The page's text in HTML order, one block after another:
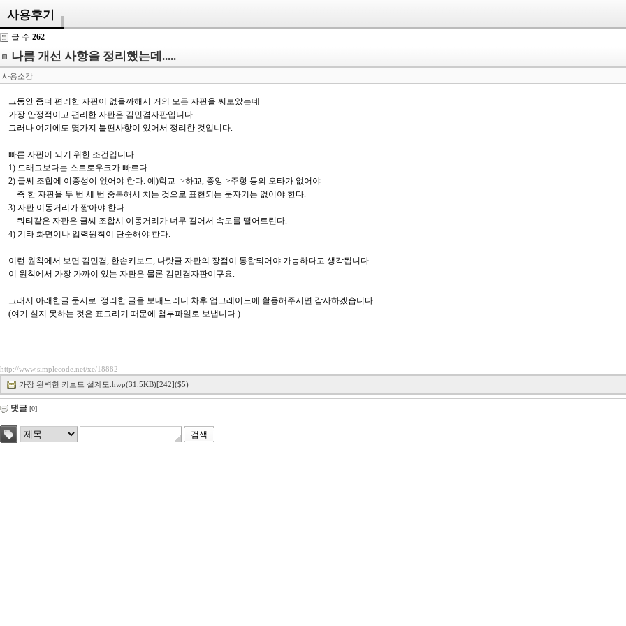
사용후기
글 수 262
나름 개선 사항을 정리했는데.....
사용소감
그동안 좀더 편리한 자판이 없을까해서 거의 모든 자판을 써보았는데
가장 안정적이고 편리한 자판은 김민겸자판입니다.
그러나 여기에도 몇가지 불편사항이 있어서 정리한 것입니다.
빠른 자판이 되기 위한 조건입니다.
1) 드래그보다는 스트로우크가 빠르다.
2) 글씨 조합에 이중성이 없어야 한다. 예 )학교 ->하꾜, 중앙->주항 등의 오타가 없어야
즉 한 자판을 두 번 세 번 중복해서 치는 것으로 표현되는 문자키는 없어야 한다.
3) 자판 이동거리가 짧아야 한다.
쿼티같은 자판은 글씨 조합시 이동거리가 너무 길어서 속도를 떨어트린다.
4) 기타 화면이나 입력원칙이 단순해야 한다.
이런 원칙에서 보면 김민겸, 한손키보드, 나랏글 자판의 장점이 통합되어야 가능하다고 생각됩니다.
이 원칙에서 가장 가까이 있는 자판은 물론 김민겸자판이구요.
그래서 아래한글 문서로 정리한 글을 보내드리니 차후 업그레이드에 활용해주시면 감사하겠습니다.
(여기 실지 못하는 것은 표그리기 때문에 첨부파일로 보냅니다.)
http://www.simplecode.net/xe/18882
가장 완벽한 키보드 설계도.hwp(31.5KB)[242]($5)
댓글 [0]